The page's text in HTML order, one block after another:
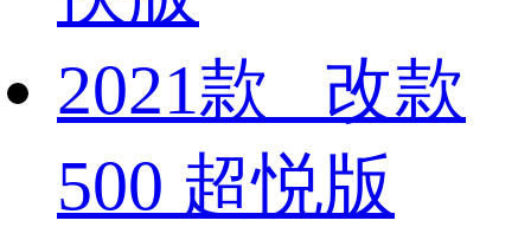
2021款 改款
500 超悦版